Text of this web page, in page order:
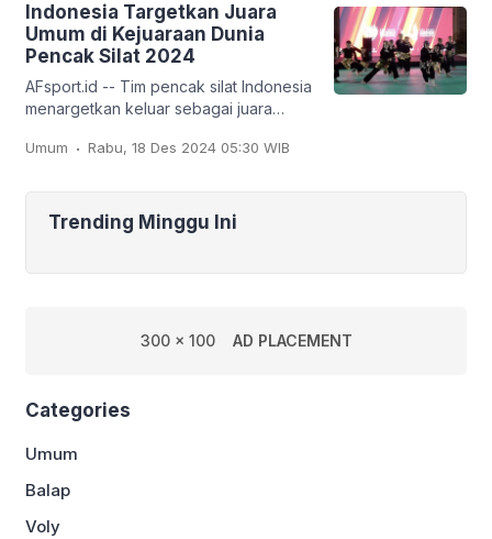
Indonesia Targetkan Juara
Umum di Kejuaraan Dunia
Pencak Silat 2024
AFsport.id -- Tim pencak silat Indonesia
menargetkan keluar sebagai juara
Silat ke-20 dan Kejuaraan Dunia
Umum . Rabu, 18 Des 2024 05:30 WIB
Trending Minggu Ini
300 x 100 AD PLACEMENT
Categories
Umum
Balap
Voly